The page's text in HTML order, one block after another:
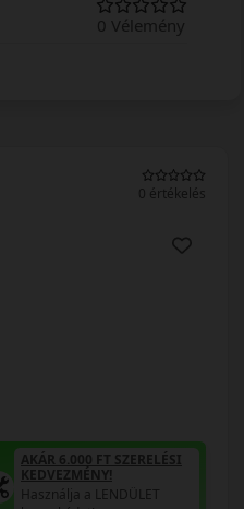
0 Vélemény
0 értékelés
AKÁR 6.000 FT SZERELÉSI
KEDVEZMÉNY!
Használja a LENDÜLET